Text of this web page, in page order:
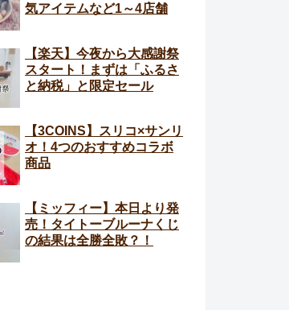
気アイテムなど1～4店舗
【楽天】今夜から大感謝祭
スタート！まずは「ふるさ
と納税」と限定セール
【3COINS】スリコ×サンリ
オ！4つのおすすめコラボ
商品
【ミッフィー】本日より発
売！タイトーブルーナくじ
の結果は全勝全敗？！